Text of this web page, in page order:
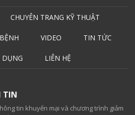
CHUYÊN TRANG KỸ THUẬT
VIDEO TIN TỨC
DỤNG LIÊN HỆ
TIN
tin khuyến mại và chương trình giảm